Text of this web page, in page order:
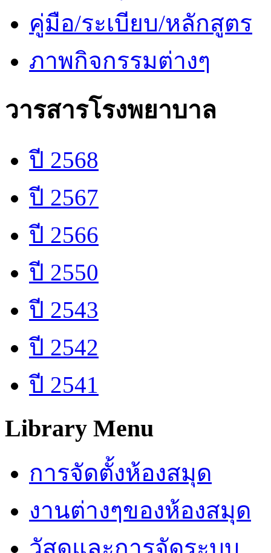
คู่มือ/ระเบียบ/หลักสูตร
ภาพกิจกรรมต่างๆ
วารสารโรงพยาบาล
ปี 2568
ปี 2567
ปี 2566
ปี 2550
ปี 2543
ปี 2542
ปี 2541
Library Menu
การจัดตั้งห้องสมุด
งานต่างๆของห้องสมุด